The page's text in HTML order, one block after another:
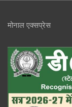
मोनाल एक्सप्रेस